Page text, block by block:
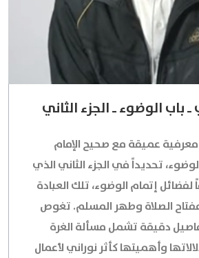
باب الوضوء ـ الجزء الثاني
عميقة مع صحيح الإمام
تحديداً في الجزء الثاني الذي
إتمام الوضوء، تلك العبادة
الصلاة وطهر المسلم. تغوص
دقيقة تشمل مسألة الغرة
وأهميتها كأثر نوراني لأعمال